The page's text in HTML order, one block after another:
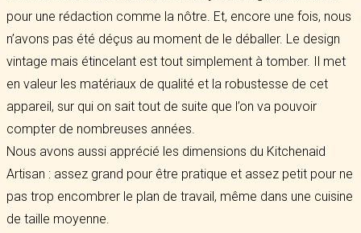
pour une rédaction comme la nôtre. Et, encore une fois, nous
n’avons pas été déçus au moment de le déballer. Le design
vintage mais étincelant est tout simplement à tomber. Il met
en valeur les matériaux de qualité et la robustesse de cet
appareil, sur qui on sait tout de suite que l’on va pouvoir
compter de nombreuses années.
Nous avons aussi apprécié les dimensions du Kitchenaid
Artisan : assez grand pour être pratique et assez petit pour ne
pas trop encombrer le plan de travail, même dans une cuisine
de taille moyenne.